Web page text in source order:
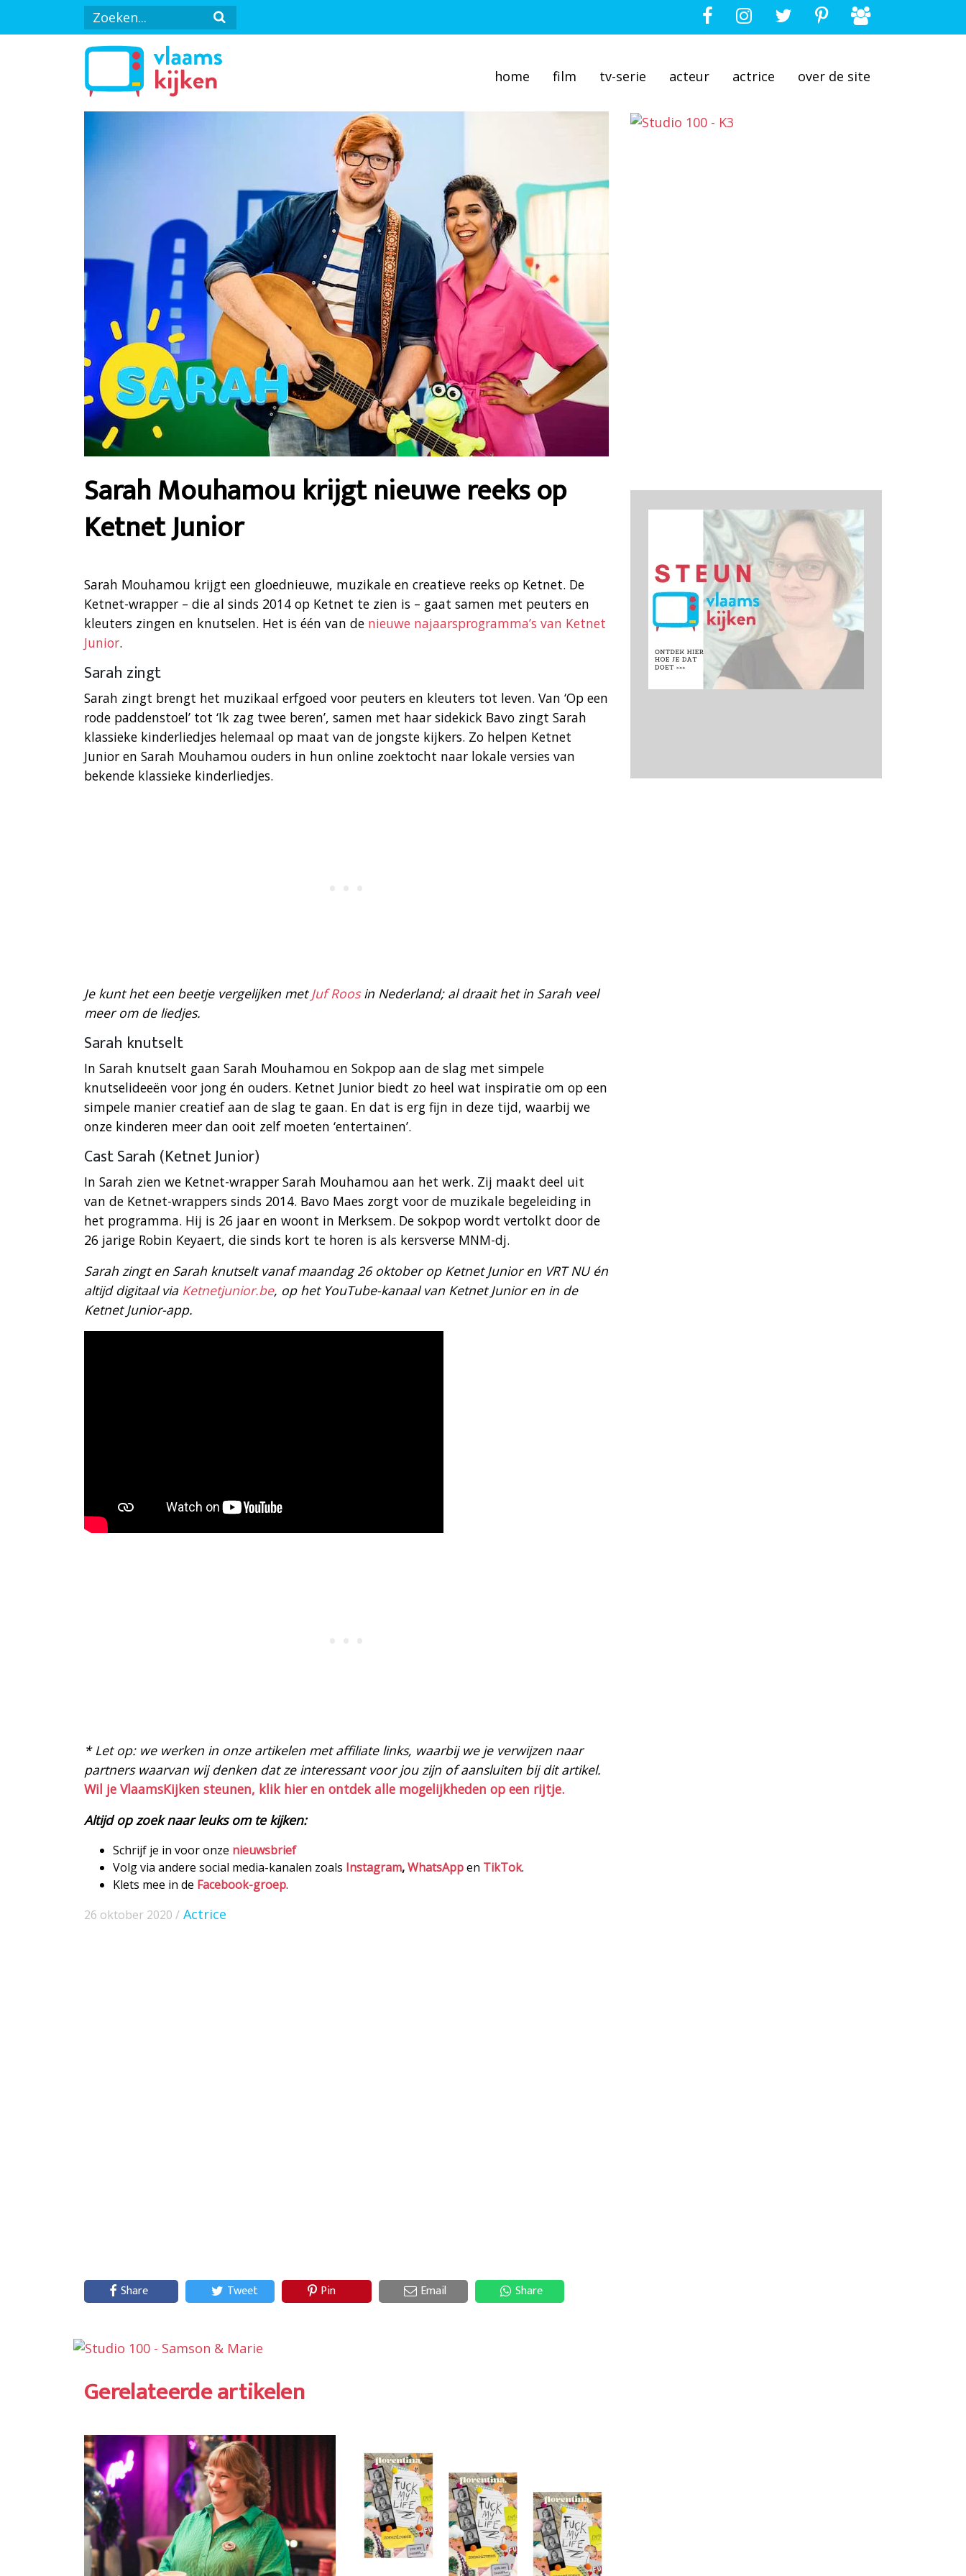
home film tv-serie acteur actrice over de site
Sarah Mouhamou krijgt nieuwe reeks op
Ketnet Junior
Sarah Mouhamou krijgt een gloednieuwe, muzikale en creatieve reeks op Ketnet. De
Ketnet-wrapper – die al sinds 2014 op Ketnet te zien is – gaat samen met peuters en
kleuters zingen en knutselen. Het is één van de nieuwe najaarsprogramma’s van Ketnet
Junior.
Sarah zingt
Sarah zingt brengt het muzikaal erfgoed voor peuters en kleuters tot leven. Van ‘Op een
rode paddenstoel’ tot ‘Ik zag twee beren’, samen met haar sidekick Bavo zingt Sarah
klassieke kinderliedjes helemaal op maat van de jongste kijkers. Zo helpen Ketnet
Junior en Sarah Mouhamou ouders in hun online zoektocht naar lokale versies van
bekende klassieke kinderliedjes.
Je kunt het een beetje vergelijken metJuf Roosin Nederland; al draait het in Sarah veel
meer om de liedjes.
Sarah knutselt
In Sarah knutselt gaan Sarah Mouhamou en Sokpop aan de slag met simpele
knutselideeën voor jong én ouders. Ketnet Junior biedt zo heel wat inspiratie om op een
simpele manier creatief aan de slag te gaan. En dat is erg fijn in deze tijd, waarbij we
onze kinderen meer dan ooit zelf moeten ‘entertainen’.
Cast Sarah (Ketnet Junior)
In Sarah zien we Ketnet-wrapper Sarah Mouhamou aan het werk. Zij maakt deel uit
van de Ketnet-wrappers sinds 2014. Bavo Maes zorgt voor de muzikale begeleiding in
het programma. Hij is 26 jaar en woont in Merksem. De sokpop wordt vertolkt door de
26 jarige Robin Keyaert, die sinds kort te horen is als kersverse MNM-dj.
Sarah zingt en Sarah knutselt vanaf maandag 26 oktober op Ketnet Junior en VRT NU én
altijd digitaal via Ketnetjunior.be, op het YouTube-kanaal van Ketnet Junior en in de
Ketnet Junior-app.
* Let op: we werken in onze artikelen met affiliate links, waarbij we je verwijzen naar
partners waarvan wij denken dat ze interessant voor jou zijn of aansluiten bij dit artikel.
Wil je VlaamsKijken steunen, klik hier en ontdek alle mogelijkheden op een rijtje.
Altijd op zoek naar leuks om te kijken:
Schrijf je in voor onze nieuwsbrief
Volg via andere social media-kanalen zoals Instagram,WhatsAppen TikTok.
Klets mee in de Facebook-groep.
26 oktober 2020 / Actrice
Share Tweet Pin Email Share
Gerelateerde artikelen